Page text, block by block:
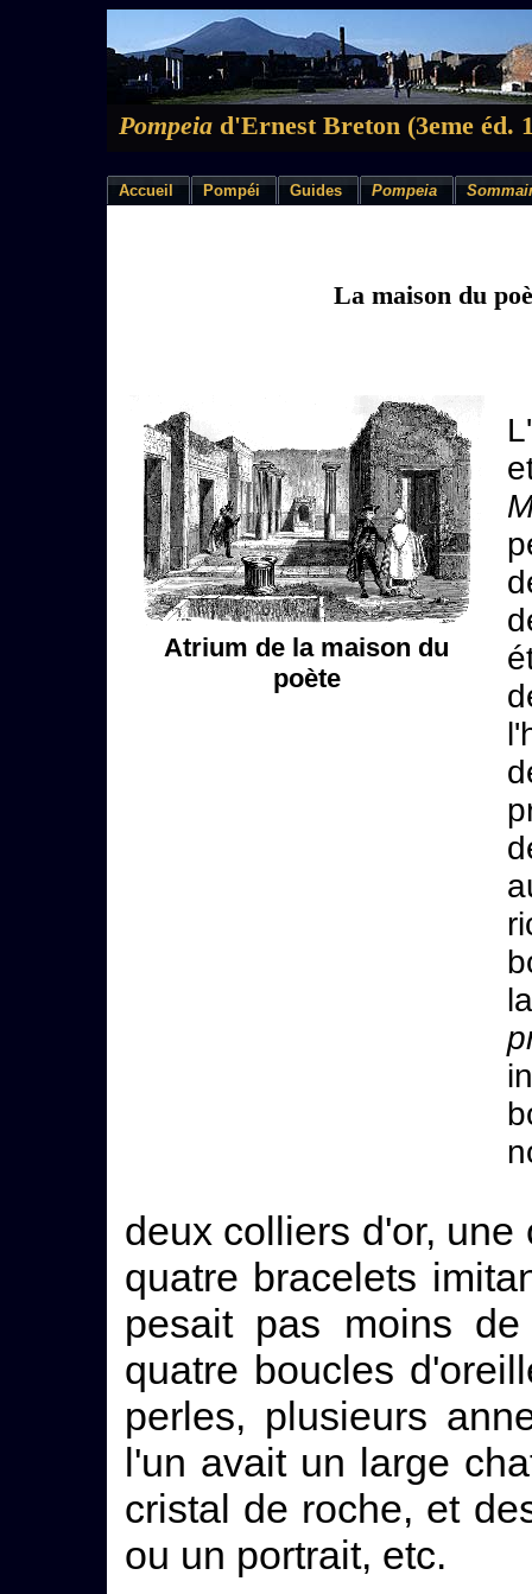
Pompeia d'Ernest Breton (3eme éd.
Accueil Pompéi Guides Pompeia
La maison du
Atrium de la maison du
poète
deux colliers d'or,
quatre bracelets
pesait pas moins
quatre boucles
perles, plusieurs
l'un avait un large
cristal de roche, et
ou un portrait, etc.